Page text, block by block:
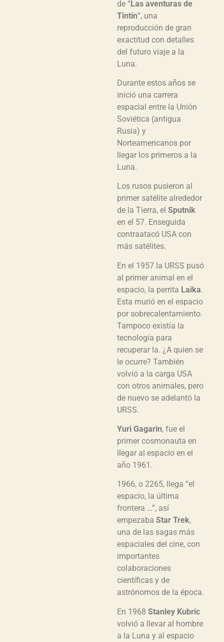
de “Las aventuras de
Tintín”, una
reproducción de gran
exactitud con detalles
del futuro viaje a la
Luna.
Durante estos años se
inició una carrera
espacial entre la Unión
Soviética (antigua
Rusia) y
Norteamericanos por
llegar los primeros a la
Luna.
Los rusos pusieron al
primer satélite alrededor
de la Tierra, el Sputnik
en el 57. Enseguida
contraatacó USA con
más satélites.
En el 1957 la URSS pusó
al primer animal en el
espacio, la perrita Laika.
Esta murió en el espacio
por sobrecalentamiento.
Tampoco existía la
tecnología para
recuperar la. ¿A quien se
le ocurre? También
volvió a la carga USA
con otros animales, pero
de nuevo se adelantó la
URSS.
Yuri Gagarin, fue el
primer cosmonauta en
llegar al espacio en el
año 1961.
1966, o 2265, llega “el
espacio, la última
frontera …”, así
empezaba Star Trek,
una de las sagas más
espaciales del cine, con
importantes
colaboraciones
científicas y de
astrónomos de la época.
En 1968 Stanley Kubric
volvió a llevar al hombre
a la Luna y al espacio